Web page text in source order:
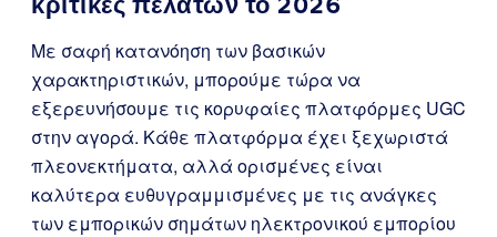
Με σαφή κατανόηση των βασικών
χαρακτηριστικών, μπορούμε τώρα να
εξερευνήσουμε τις κορυφαίες πλατφόρμες UGC
στην αγορά. Κάθε πλατφόρμα έχει ξεχωριστά
πλεονεκτήματα, αλλά ορισμένες είναι
καλύτερα ευθυγραμμισμένες με τις ανάγκες
των εμπορικών σημάτων ηλεκτρονικού εμπορίου